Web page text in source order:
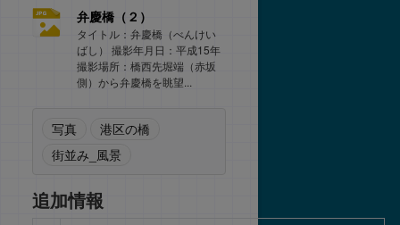
弁慶橋（２）
タイトル：弁慶橋（べんけい
ばし） 撮影年月日：平成15年
撮影場所：橋西先堀端（赤坂
側）から弁慶橋を眺望...
写真
港区の橋
街並み_風景
追加情報